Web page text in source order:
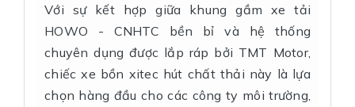
Với sự kết hợp giữa khung gầm xe tải
HOWO - CNHTC bền bỉ và hệ thống
chuyên dụng được lắp ráp bởi TMT Motor,
chiếc xe bồn xitec hút chất thải này là lựa
chọn hàng đầu cho các công ty môi trường,